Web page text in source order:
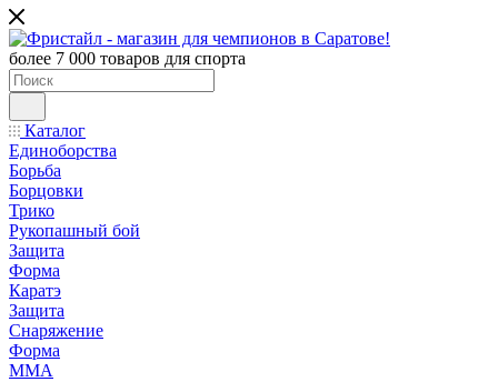
более 7 000 товаров для спорта
Каталог
Единоборства
Борьба
Борцовки
Трико
Рукопашный бой
Защита
Форма
Каратэ
Защита
Снаряжение
Форма
ММА